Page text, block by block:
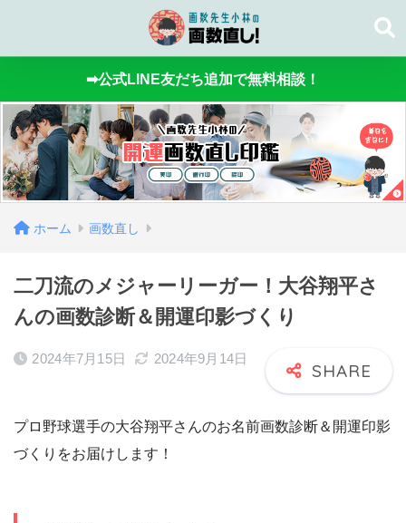
➡公式LINE友だち追加で無料相談！
ホーム 画数直し
二刀流のメジャーリーガー！大谷翔平さ
んの画数診断＆開運印影づくり
2024年7月15日 2024年9月14日
プロ野球選手の大谷翔平さんのお名前画数診断＆開運印影
づくりをお届けします！